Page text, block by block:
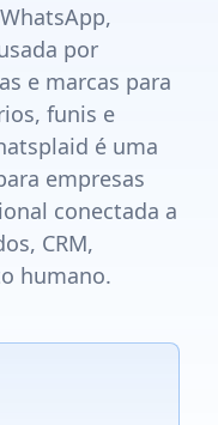
por
e marcas para
funis e
é uma
empresas
conectada a
CRM,
humano.